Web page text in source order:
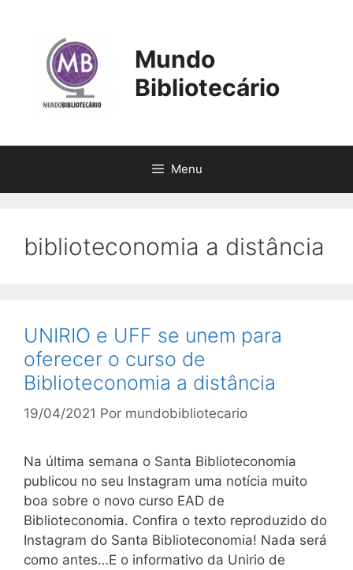
conteúdo
Mundo
Bibliotecário
Menu
biblioteconomia a distância
UNIRIO e UFF se unem para
oferecer o curso de
Biblioteconomia a distância
19/04/2021 Por mundobibliotecario
Na última semana o Santa Biblioteconomia
publicou no seu Instagram uma notícia muito
boa sobre o novo curso EAD de
Biblioteconomia. Confira o texto reproduzido do
Instagram do Santa Biblioteconomia! Nada será
como antes…E o informativo da Unirio de